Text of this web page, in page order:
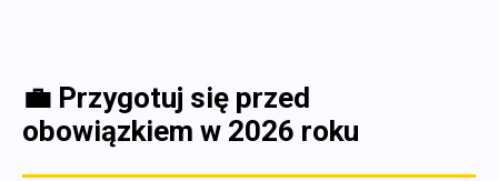
💼 Przygotuj się przed
obowiązkiem w 2026 roku